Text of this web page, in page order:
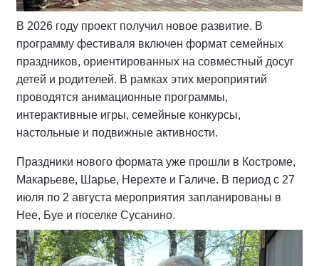
В 2026 году проект получил новое развитие. В
программу фестиваля включен формат семейных
праздников, ориентированных на совместный досуг
детей и родителей. В рамках этих мероприятий
проводятся анимационные программы,
интерактивные игры, семейные конкурсы,
настольные и подвижные активности.
Праздники нового формата уже прошли в Костроме,
Макарьеве, Шарье, Нерехте и Галиче. В период с 27
июля по 2 августа мероприятия запланированы в
Нее, Буе и поселке Сусанино.